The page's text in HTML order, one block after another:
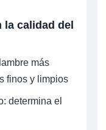
la calidad del
más
finos y limpios
determina el